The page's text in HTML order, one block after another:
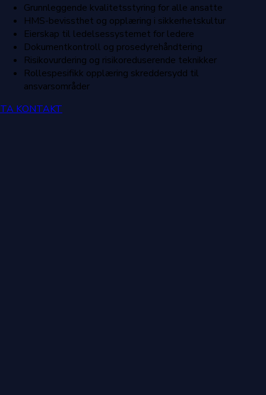
Grunnleggende kvalitetsstyring for alle ansatte
HMS-bevissthet og opplæring i sikkerhetskultur
Eierskap til ledelsessystemet for ledere
Dokumentkontroll og prosedyrehåndtering
Risikovurdering og risikoreduserende teknikker
Rollespesifikk opplæring skreddersydd til
ansvarsområder
TA KONTAKT